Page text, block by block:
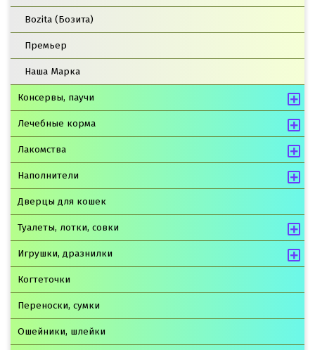
Bozita (Бозита)
Премьер
Наша Марка
Консервы, паучи
Лечебные корма
Лакомства
Наполнители
Дверцы для кошек
Туалеты, лотки, совки
Игрушки, дразнилки
Когтеточки
Переноски, сумки
Ошейники, шлейки